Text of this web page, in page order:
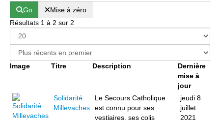
Go
Mise à zéro
Résultats 1 à 2 sur 2
Image Titre Description
Dernière
mise à
jour
Solidarité
Millevaches
Le Secours Catholique
est connu pour ses
vestiaires, ses colis
jeudi 8
juillet
2021